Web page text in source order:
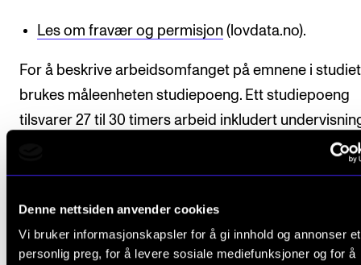
Denne nettsiden anvender cookies
Vi bruker informasjonskapsler for å gi innhold og annonser et
personlig preg, for å levere sosiale mediefunksjoner og for å
Les om fravær og permisjon (lovdata.no).
For å beskrive arbeidsomfanget på emnene i studiet
brukes måleenheten studiepoeng. Ett studiepoeng
tilsvarer 27 til 30 timers arbeid inkludert
Vurdering